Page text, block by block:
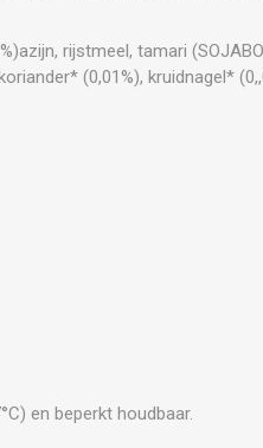
rijstmeel, tamari
(0,01%), kruidnagel*
en beperkt houdbaar.